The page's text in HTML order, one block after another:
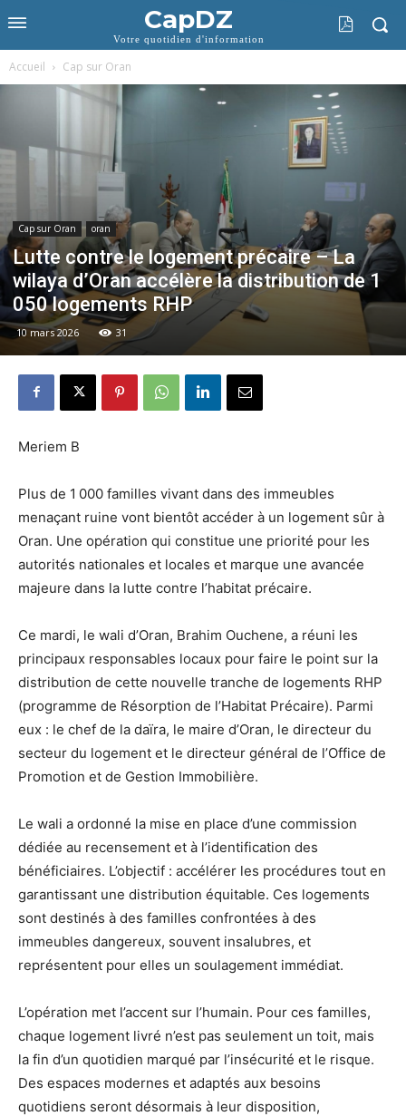
CapDZ
Votre quotidien d'information
Accueil Cap sur Oran
Cap sur Oran oran
Lutte contre le logement précaire – La
wilaya d’Oran accélère la distribution de 1
050 logements RHP
10 mars 2026 31
Meriem B
Plus de 1 000 familles vivant dans des immeubles
menaçant ruine vont bientôt accéder à un logement sûr à
Oran. Une opération qui constitue une priorité pour les
autorités nationales et locales et marque une avancée
majeure dans la lutte contre l’habitat précaire.
Ce mardi, le wali d’Oran, Brahim Ouchene, a réuni les
principaux responsables locaux pour faire le point sur la
distribution de cette nouvelle tranche de logements RHP
(programme de Résorption de l’Habitat Précaire). Parmi
eux : le chef de la daïra, le maire d’Oran, le directeur du
secteur du logement et le directeur général de l’Office de
Promotion et de Gestion Immobilière.
Le wali a ordonné la mise en place d’une commission
dédiée au recensement et à l’identification des
bénéficiaires. L’objectif : accélérer les procédures tout en
garantissant une distribution équitable. Ces logements
sont destinés à des familles confrontées à des
immeubles dangereux, souvent insalubres, et
représentent pour elles un soulagement immédiat.
L’opération met l’accent sur l’humain. Pour ces familles,
chaque logement livré n’est pas seulement un toit, mais
la fin d’un quotidien marqué par l’insécurité et le risque.
Des espaces modernes et adaptés aux besoins
quotidiens seront désormais à leur disposition,